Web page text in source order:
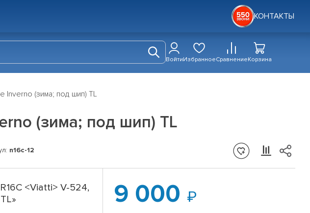
КОНТАКТЫ
ВойтиИзбранноеСравнениеКорзина
Inverno (зима; под шип) TL
(зима; под шип) TL
n16c-12
<Viatti> V-524,
9 000